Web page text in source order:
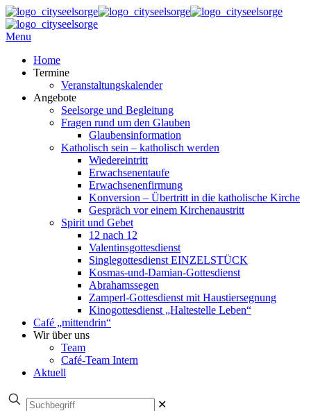
Menu
Home
Termine
Veranstaltungskalender
Angebote
Seelsorge und Begleitung
Fragen rund um den Glauben
Glaubensinformation
Katholisch sein – katholisch werden
Wiedereintritt
Erwachsenentaufe
Erwachsenenfirmung
Konversion – Übertritt in die katholische Kirche
Gespräch vor einem Kirchenaustritt
Spirit und Gebet
12 nach 12
Valentinsgottesdienst
Singlegottesdienst EINZELSTÜCK
Kosmas-und-Damian-Gottesdienst
Abrahamssegen
Zamperl-Gottesdienst mit Haustiersegnung
Kinogottesdienst „Haltestelle Leben“
Café „mittendrin“
Wir über uns
Team
Café-Team Intern
Aktuell
✕